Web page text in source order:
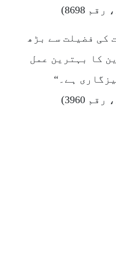
8698)
کی فضیلت سے بڑھ
کا بہترین عمل
ہے۔“
3960)